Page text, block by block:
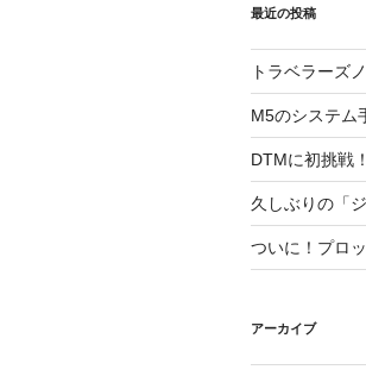
最近の投稿
トラベラーズ
M5のシステム
DTMに初挑戦
久しぶりの「
ついに！プロ
アーカイブ